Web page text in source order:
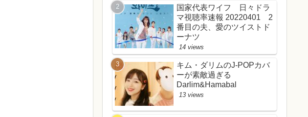
国家代表ワイフ 日々ドラ
マ視聴率速報 20220401 2
番目の夫、愛のツイストド
ーナツ
14 views
キム・ダリムのJ-POPカバ
ーが素敵過ぎる
Darlim&Hamabal
13 views